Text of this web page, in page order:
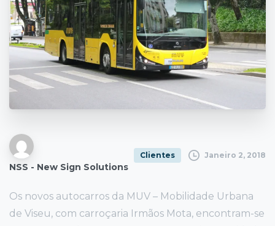
NSS - New Sign Solutions
Clientes Janeiro 2, 2018
Os novos autocarros da MUV – Mobilidade Urbana
de Viseu, com carroçaria Irmãos Mota, encontram-se